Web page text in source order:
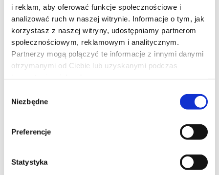
i reklam, aby oferować funkcje społecznościowe i
analizować ruch w naszej witrynie. Informacje o tym, jak
korzystasz z naszej witryny, udostępniamy partnerom
społecznościowym, reklamowym i analitycznym.
Partnerzy mogą połączyć te informacje z innymi danymi
otrzymanymi od Ciebie lub uzyskanymi podczas
zgody
Niezbędne
Preferencje
Statystyka
MIŁOŚĆ W CZASACH APOKALIPSY
45-letni Adam jest życzliwym właścicielem schroniska dla
zwierząt. Aby zwalczyć swój lęk związany z ekologią, zamawia
wszystkie jego obawy. To nieoczekiwane spotkanie zmienia
wszystko: ziemia drży, a serca eksplodują…